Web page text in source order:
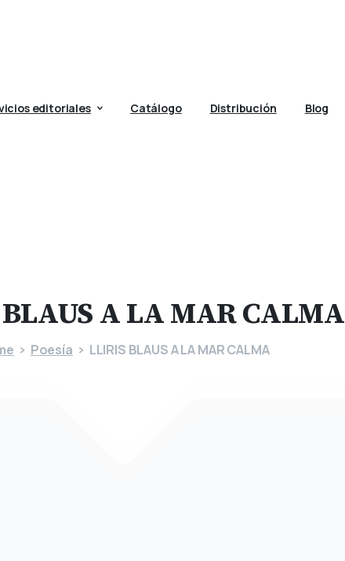
editoriales Catálogo Distribución Blog
BLAUS ALAMARCALMA
Poesía LLIRIS BLAUS A LA MAR CALMA